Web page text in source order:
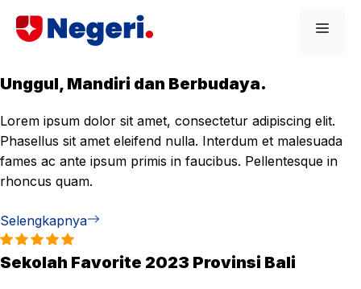
Unggul, Mandiri dan Berbudaya.
Lorem ipsum dolor sit amet, consectetur adipiscing elit.
Phasellus sit amet eleifend nulla. Interdum et malesuada
fames ac ante ipsum primis in faucibus. Pellentesque in
rhoncus quam.
Selengkapnya
Sekolah Favorite 2023 Provinsi Bali